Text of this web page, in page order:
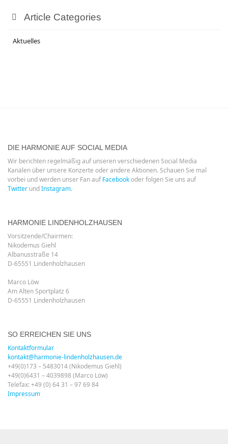
Article Categories
Aktuelles
DIE HARMONIE AUF SOCIAL MEDIA
Wir berichten regelmäßig auf unseren verschiedenen Social Media
Kanälen über unsere Konzerte oder andere Aktionen. Schauen Sie mal
vorbei und werden unser Fan aufFacebookoder folgen Sie uns auf
Twitter undInstagram.
HARMONIE LINDENHOLZHAUSEN
Vorsitzende/Chairmen:
Nikodemus Giehl
Albanusstraße 14
D-65551 Lindenholzhausen
Marco Löw
Am Alten Sportplatz 6
D-65551 Lindenholzhausen
SO ERREICHEN SIE UNS
Kontaktformular
kontakt@harmonie-lindenholzhausen.de
+49(0)173 – 5483014 (Nikodemus Giehl)
+49(0)6431 – 4039898 (Marco Löw)
Telefax: +49 (0) 64 31 – 97 69 84
Impressum